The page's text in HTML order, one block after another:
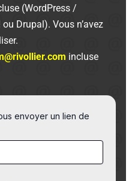
(WordPress /
Drupal). Vous n’avez
incluse
envoyer un lien de